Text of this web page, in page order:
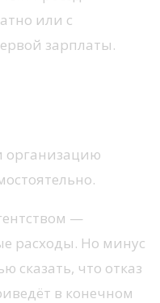
или с
зарплаты.
организацию
—
расходы. Но минус
сказать, что отказ
в конечном